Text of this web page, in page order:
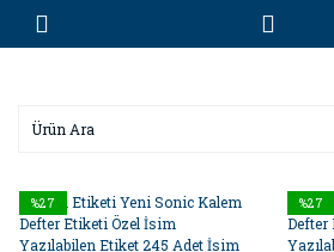
%27 %27